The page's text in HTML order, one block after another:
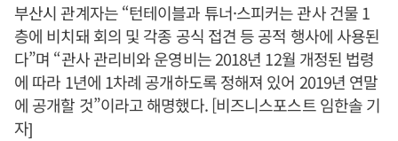
부산시 관계자는 “턴테이블과 튜너·스피커는 관사 건물 1
층에 비치돼 회의 및 각종 공식 접견 등 공적 행사에 사용된
다”며 “관사 관리비와 운영비는 2018년 12월 개정된 법령
에 따라 1년에 1차례 공개하도록 정해져 있어 2019년 연말
에 공개할 것”이라고 해명했다. [비즈니스포스트 임한솔 기
자]